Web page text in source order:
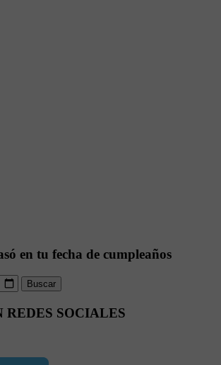
en tu fecha de cumpleaños
Buscar
REDES SOCIALES